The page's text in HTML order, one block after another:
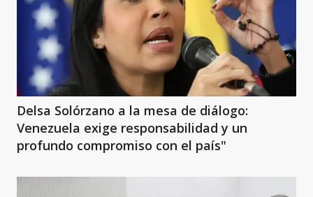
Delsa Solórzano a la mesa de diálogo:
Venezuela exige responsabilidad y un
profundo compromiso con el país"